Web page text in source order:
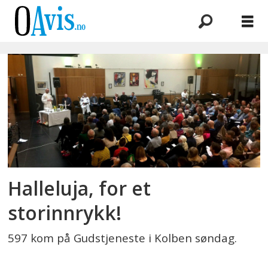
Emne:
fellesgudstjeneste
Halleluja, for et
storinnrykk!
597 kom på Gudstjeneste i Kolben søndag.